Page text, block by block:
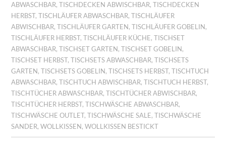
ABWASCHBAR,TISCHDECKEN ABWISCHBAR,TISCHDECKEN
HERBST,TISCHLÄUFER ABWASCHBAR,TISCHLÄUFER
ABWISCHBAR,TISCHLÄUFER GARTEN,TISCHLÄUFER GOBELIN,
TISCHLÄUFER HERBST,TISCHLÄUFER KÜCHE,TISCHSET
ABWASCHBAR,TISCHSET GARTEN,TISCHSET GOBELIN,
TISCHSET HERBST,TISCHSETS ABWASCHBAR,TISCHSETS
GARTEN,TISCHSETS GOBELIN,TISCHSETS HERBST,TISCHTUCH
ABWASCHBAR,TISCHTUCH ABWISCHBAR,TISCHTUCH HERBST,
TISCHTÜCHER ABWASCHBAR,TISCHTÜCHER ABWISCHBAR,
TISCHTÜCHER HERBST,TISCHWÄSCHE ABWASCHBAR,
TISCHWÄSCHE OUTLET,TISCHWÄSCHE SALE,TISCHWÄSCHE
SANDER,WOLLKISSEN,WOLLKISSEN BESTICKT